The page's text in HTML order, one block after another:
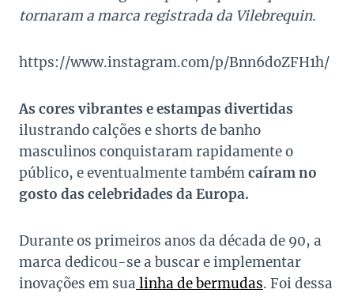
tornaram a marca registrada da Vilebrequin.
https://www.instagram.com/p/Bnn6doZFH1h/
As cores vibrantes e estampas divertidas
ilustrando calções e shorts de banho
masculinos conquistaram rapidamente o
público, e eventualmente tambémcaíram no
gosto das celebridades da Europa.
Durante os primeiros anos da década de 90, a
marca dedicou-se a buscar e implementar
inovações em sua linha de bermudas. Foi dessa